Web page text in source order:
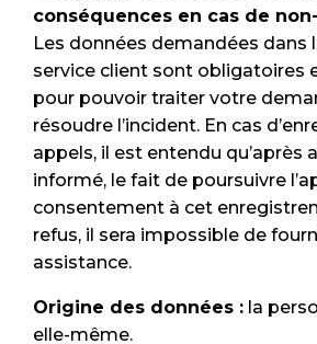
conséquences en cas de
Les données demandées dans
service client sont obligatoires
pour pouvoir traiter votre
résoudre l’incident. En cas
appels, il est entendu qu’après
informé, le fait de poursuivre
consentement à cet
refus, il sera impossible de
assistance.
Origine des données : la
elle-même.